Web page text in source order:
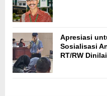
Apresiasi
Sosialisasi
RT/RW